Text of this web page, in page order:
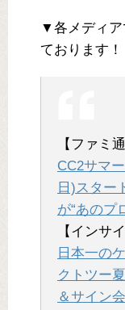
▼各メディア
ております！
【ファミ
CC2サマ
日)スター
が“あのプ
【インサ
日本一の
クトツー
＆サイン